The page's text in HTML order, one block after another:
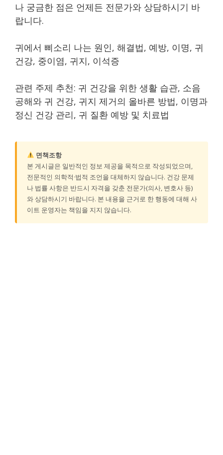
나 궁금한 점은 언제든 전문가와 상담하시기 바
랍니다.
귀에서 삐소리 나는 원인, 해결법, 예방, 이명, 귀
건강, 중이염, 귀지, 이석증
관련 주제 추천: 귀 건강을 위한 생활 습관, 소음
공해와 귀 건강, 귀지 제거의 올바른 방법, 이명과
정신 건강 관리, 귀 질환 예방 및 치료법
면책조항
본 게시글은 일반적인 정보 제공을 목적으로 작성되었으며,
전문적인 의학적·법적 조언을 대체하지 않습니다. 건강 문제
나 법률 사항은 반드시 자격을 갖춘 전문가(의사, 변호사 등)
와 상담하시기 바랍니다. 본 내용을 근거로 한 행동에 대해 사
이트 운영자는 책임을 지지 않습니다.